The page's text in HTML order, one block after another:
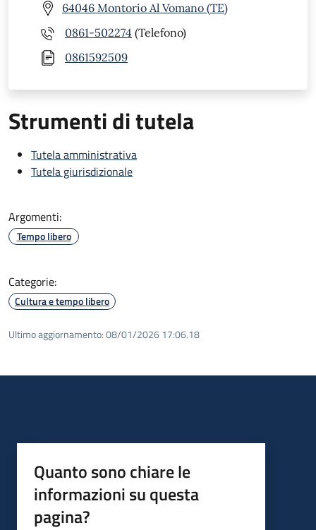
64046 Montorio Al Vomano (TE)
0861-502274 (Telefono)
0861592509
Strumenti di tutela
Tutela amministrativa
Tutela giurisdizionale
Argomenti:
Tempo libero
Categorie:
Cultura e tempo libero
Ultimo aggiornamento:08/01/2026 17:06.18
Quanto sono chiare le
informazioni su questa
pagina?